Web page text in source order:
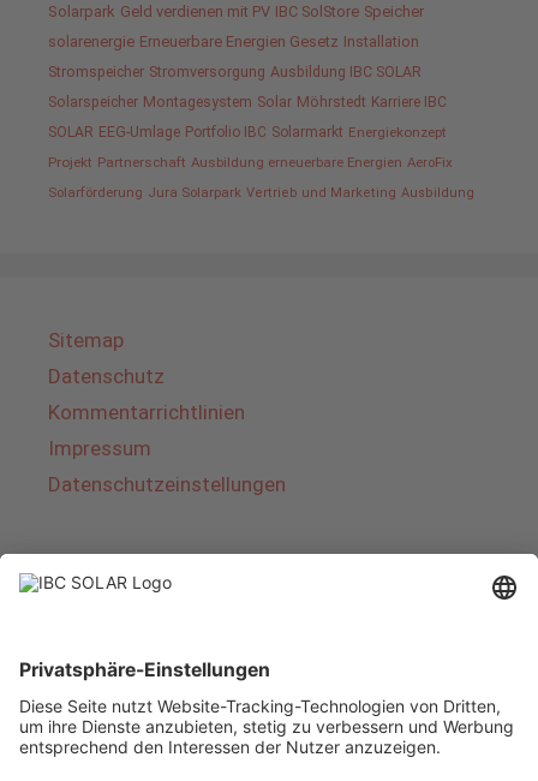
Solarpark Geld verdienen mit PV IBC SolStore Speicher
solarenergie Erneuerbare Energien Gesetz Installation
Stromspeicher Stromversorgung Ausbildung IBC SOLAR
Solarspeicher Montagesystem Solar Möhrstedt Karriere IBC
SOLAR EEG-Umlage Portfolio IBC Solarmarkt Energiekonzept
Projekt Partnerschaft Ausbildung erneuerbare Energien AeroFix
Solarförderung Jura Solarpark Vertrieb und Marketing Ausbildung
Sitemap
Datenschutz
Kommentarrichtlinien
Impressum
Datenschutzeinstellungen
Über IBC SOLAR
von Energielösungen und Dienstleistungen im
Bereich Photovoltaik und Speicher. Das
Unternehmen bietet Komplettsysteme an und
deckt das gesamte Spektrum von der Planung